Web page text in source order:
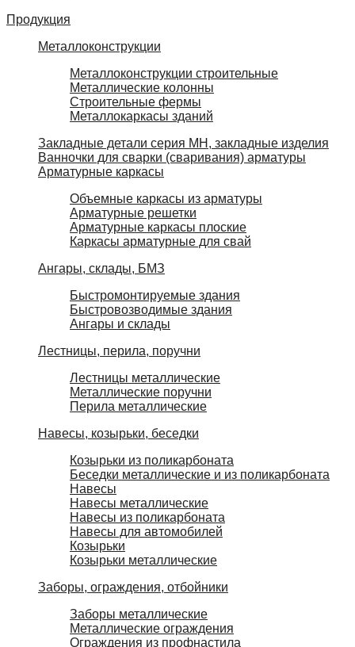
Продукция
Металлоконструкции
Металлоконструкции строительные
Металлические колонны
Строительные фермы
Металлокаркасы зданий
Закладные детали серия МН, закладные изделия
Ванночки для сварки (сваривания) арматуры
Арматурные каркасы
Объемные каркасы из арматуры
Арматурные решетки
Арматурные каркасы плоские
Каркасы арматурные для свай
Ангары, склады, БМЗ
Быстромонтируемые здания
Быстровозводимые здания
Ангары и склады
Лестницы, перила, поручни
Лестницы металлические
Металлические поручни
Перила металлические
Навесы, козырьки, беседки
Козырьки из поликарбоната
Беседки металлические и из поликарбоната
Навесы
Навесы металлические
Навесы из поликарбоната
Навесы для автомобилей
Козырьки
Козырьки металлические
Заборы, ограждения, отбойники
Заборы металлические
Металлические ограждения
Ограждения из профнастила